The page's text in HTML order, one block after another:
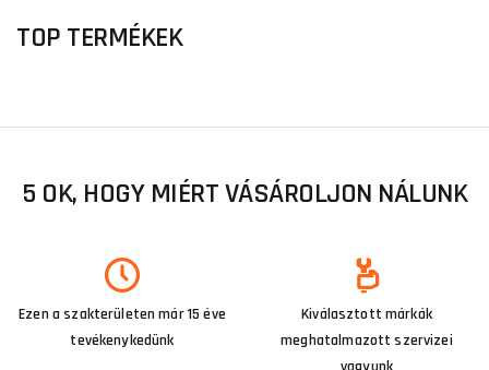
TOP TERMÉKEK
5 OK, HOGY MIÉRT VÁSÁROLJON NÁLUNK
Ezen a szakterületen már 15 éve
tevékenykedünk
Kiválasztott márkák
meghatalmazott szervizei